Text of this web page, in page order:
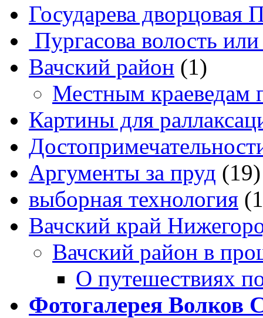
Государева дворцовая
Пургасова волость
Вачский район (1)
Местным краеведам
Картины для
Аргументы за пруд (19)
выборная технология
Вачский край
Вачский район в
О путешествиях
Фотогалерея Волков